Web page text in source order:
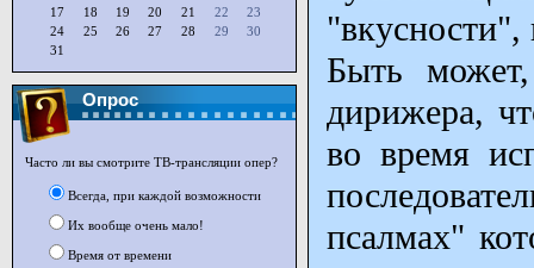
Быть
дирижера,
во время
псалмах"
17
18 19 20 21 22
23
24
25 26 27 28 29
30
31
Опрос
Часто ли вы смотрите ТВ-трансляции опер?
Всегда, при каждой возможности
Их вообще очень мало!
Время от времени